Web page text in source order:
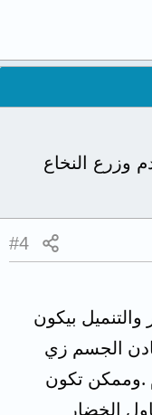
وزرع النخاع
#4
بيكون
فيتامين ب١٢ ومعادن الجسم زي
.وممكن تكون
الخضار